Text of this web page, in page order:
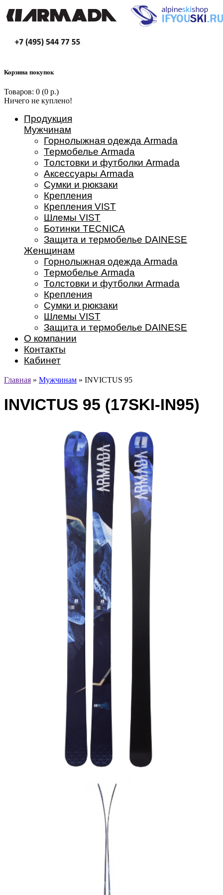
Корзина покупок
Товаров: 0 (0 р.)
Ничего не куплено!
Продукция
Мужчинам
Горнолыжная одежда Armada
Термобелье Armada
Толстовки и футболки Armada
Аксессуары Armada
Сумки и рюкзаки
Крепления
Крепления VIST
Шлемы VIST
Ботинки TECNICA
Защита и термобелье DAINESE
Женщинам
Горнолыжная одежда Armada
Термобелье Armada
Толстовки и футболки Armada
Крепления
Сумки и рюкзаки
Шлемы VIST
Защита и термобелье DAINESE
О компании
Контакты
Кабинет
Главная » Мужчинам » INVICTUS 95
INVICTUS 95 (17SKI-IN95)